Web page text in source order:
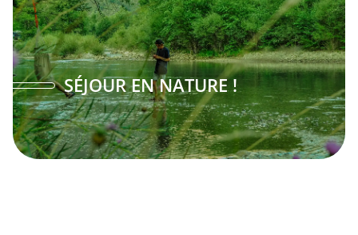
SÉJOUR EN NATURE !